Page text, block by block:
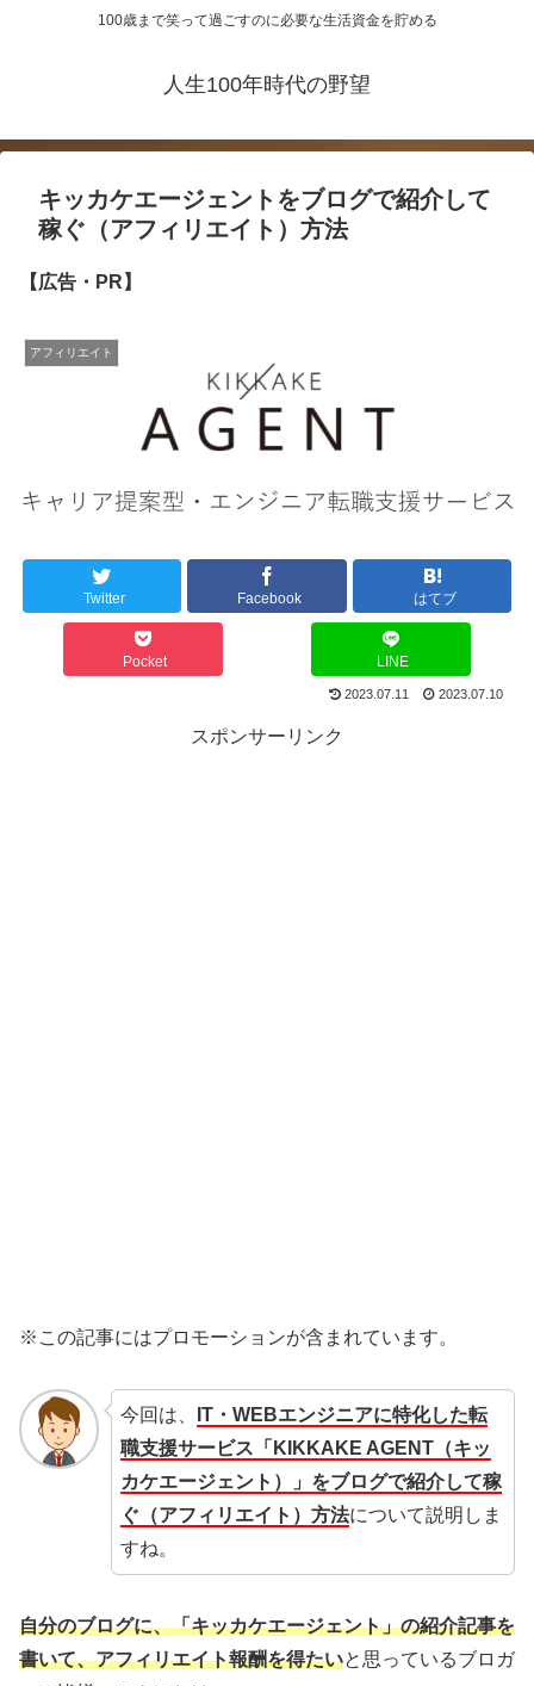
100歳まで笑って過ごすのに必要な生活資金を貯める
人生100年時代の野望
キッカケエージェントをブログで紹介して
稼ぐ（アフィリエイト）方法
【広告・PR】
アフィリエイト
Twitter Facebook はてブ
Pocket LINE
2023.07.11 2023.07.10
スポンサーリンク
※この記事にはプロモーションが含まれています。
今回は、
IT・WEBエンジニアに特化した転
職支援サービス「KIKKAKE AGENT（キッ
カケエージェント）」をブログで紹介して稼
ぐ（アフィリエイト）方法について説明しま
すね。
自分のブログに、「キッカケエージェント」の紹介記事を
書いて、アフィリエイト報酬を得たいと思っているブロガ